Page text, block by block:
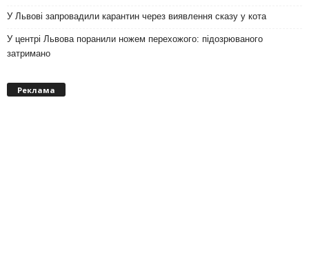
У Львові запровадили карантин через виявлення сказу у кота
У центрі Львова поранили ножем перехожого: підозрюваного
затримано
Реклама